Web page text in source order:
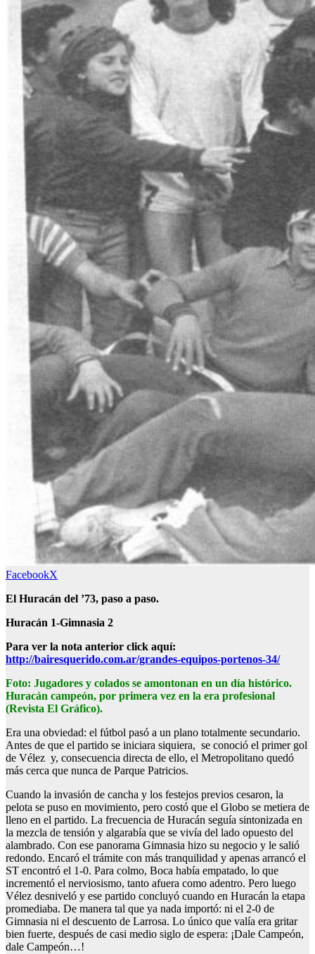
FacebookX
El Huracán del ’73, paso a paso.
Huracán 1-Gimnasia 2
Para ver la nota anterior click aquí:
http://bairesquerido.com.ar/grandes-equipos-portenos-34/
Foto: Jugadores y colados se amontonan en un día histórico.
Huracán campeón, por primera vez en la era profesional
(Revista El Gráfico).
Era una obviedad: el fútbol pasó a un plano totalmente secundario.
Antes de que el partido se iniciara siquiera, se conoció el primer gol
de Vélez y, consecuencia directa de ello, el Metropolitano quedó
más cerca que nunca de Parque Patricios.
Cuando la invasión de cancha y los festejos previos cesaron, la
pelota se puso en movimiento, pero costó que el Globo se metiera de
lleno en el partido. La frecuencia de Huracán seguía sintonizada en
la mezcla de tensión y algarabía que se vivía del lado opuesto del
alambrado. Con ese panorama Gimnasia hizo su negocio y le salió
redondo. Encaró el trámite con más tranquilidad y apenas arrancó el
ST encontró el 1-0. Para colmo, Boca había empatado, lo que
incrementó el nerviosismo, tanto afuera como adentro. Pero luego
Vélez desniveló y ese partido concluyó cuando en Huracán la etapa
promediaba. De manera tal que ya nada importó: ni el 2-0 de
Gimnasia ni el descuento de Larrosa. Lo único que valía era gritar
bien fuerte, después de casi medio siglo de espera: ¡Dale Campeón,
dale Campeón…!